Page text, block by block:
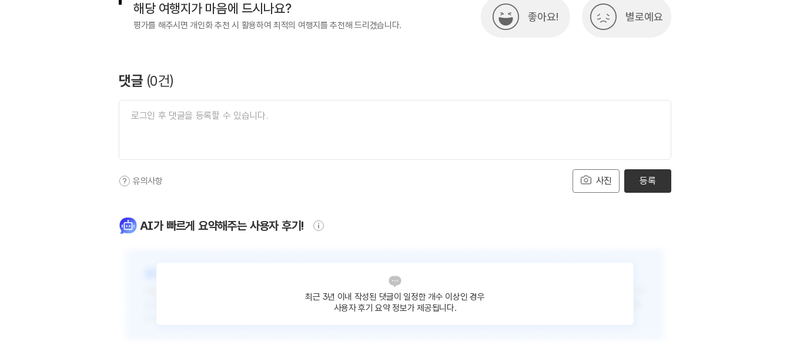
해당 여행지가 마음에 드시나요?
평가를 해주시면 개인화 추천 시 활용하여 최적의 여행지를 추천해 드리겠습니다.
좋아요! 별로예요
댓글 (0건)
사진
유의사항 등록
AI가 빠르게 요약해주는 사용자 후기!
최근 3년 이내 작성된 댓글이 일정한 개수 이상인 경우
사용자 후기 요약 정보가 제공됩니다.